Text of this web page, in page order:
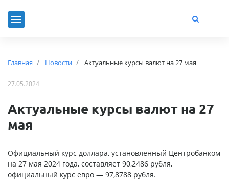
Главная Новости Актуальные курсы валют на 27 мая
27.05.2024
Актуальные курсы валют на 27
мая
Официальный курс доллара, установленный Центробанком
на 27 мая 2024 года, составляет 90,2486 рубля,
официальный курс евро — 97,8788 рубля.